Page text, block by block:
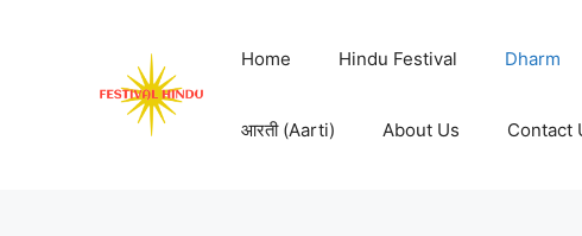
Home Hindu Festival Dharm
आरती (Aarti) About Us Contact